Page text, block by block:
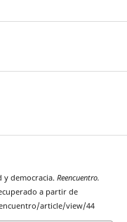
y democracia. Reencuentro.
a partir de
article/view/44